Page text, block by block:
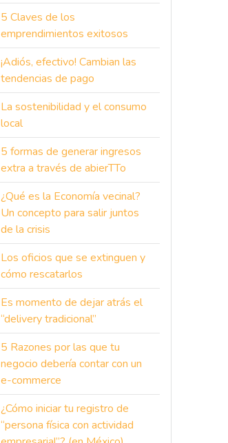
5 Claves de los
emprendimientos exitosos
¡Adiós, efectivo! Cambian las
tendencias de pago
La sostenibilidad y el consumo
local
5 formas de generar ingresos
extra a través de abierTTo
¿Qué es la Economía vecinal?
Un concepto para salir juntos
de la crisis
Los oficios que se extinguen y
cómo rescatarlos
Es momento de dejar atrás el
“delivery tradicional”
5 Razones por las que tu
negocio debería contar con un
e-commerce
¿Cómo iniciar tu registro de
“persona física con actividad